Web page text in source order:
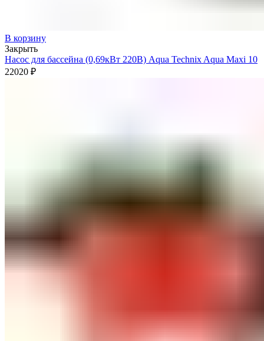
В корзину
Закрыть
Насос для бассейна (0,69кВт 220В) Aqua Technix Aqua Maxi 10
22020 ₽